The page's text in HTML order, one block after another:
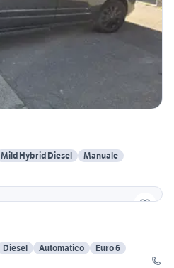
Mild Hybrid Diesel
Manuale
Diesel Automatico
Euro 6